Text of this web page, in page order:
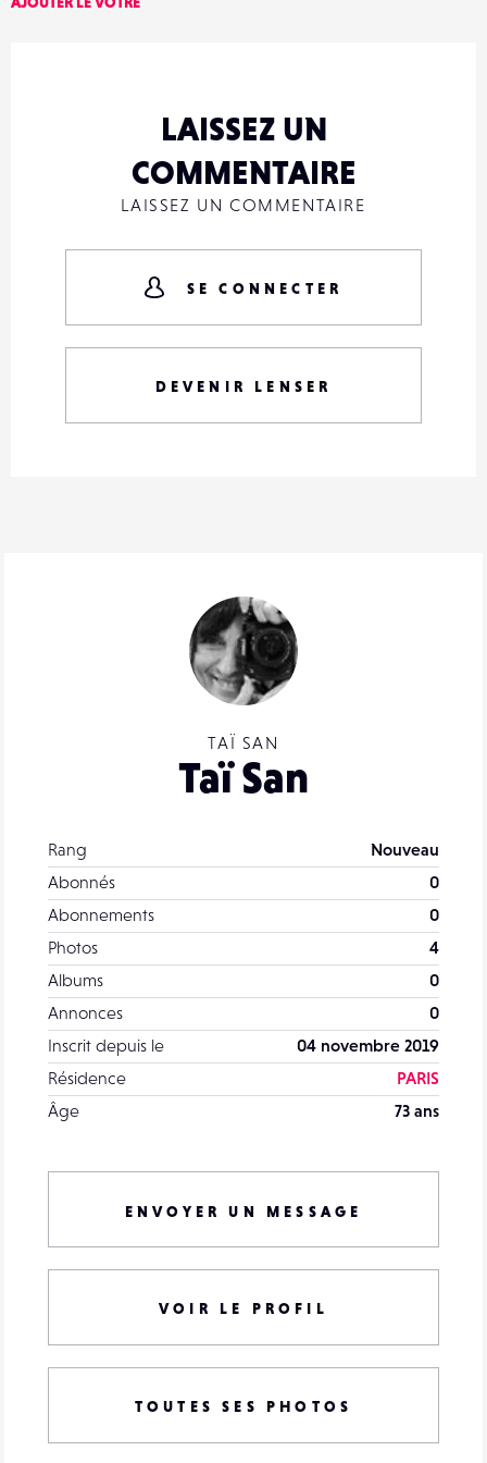
TAÏ SAN
Taï San
Rang
Nouveau
Abonnés
0
Abonnements
0
Photos
4
Albums
0
Annonces
0
Inscrit depuis le
04 novembre 2019
Résidence
PARIS
Âge
73 ans
ENVOYER UN MESSAGE
VOIR LE PROFIL
TOUTES SES PHOTOS
LAISSEZ UN
COMMENTAIRE
LAISSEZ UN COMMENTAIRE
SE CONNECTER
DEVENIR LENSER